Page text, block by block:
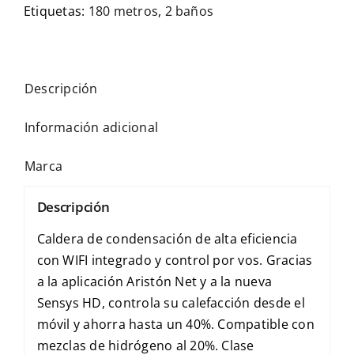
Etiquetas: 180 metros, 2 baños
Descripción
Información adicional
Marca
Descripción
Caldera de condensación de alta eficiencia
con WIFI integrado y control por vos. Gracias
a la aplicación Aristón Net y a la nueva
Sensys HD, controla su calefacción desde el
móvil y ahorra hasta un 40%. Compatible con
mezclas de hidrógeno al 20%. Clase